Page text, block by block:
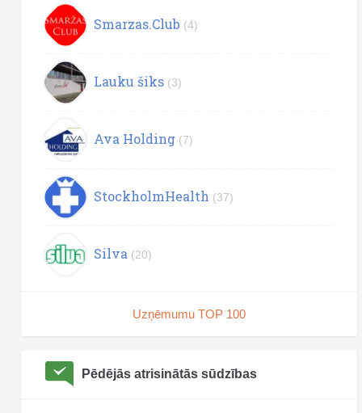
Smarzas.Club (4)
Lauku šiks (3)
Ava Holding (7)
StockholmHealth (37)
Silva (20)
Uzņēmumu TOP 100
Pēdējās atrisinātās sūdzības